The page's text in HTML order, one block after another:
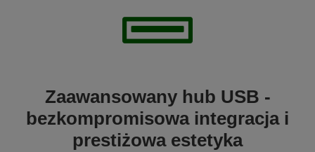
Zaawansowany hub USB -
bezkompromisowa integracja i
prestiżowa estetyka